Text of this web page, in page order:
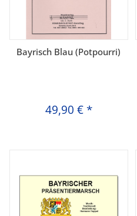
Bayrisch Blau (Potpourri)
49,90 € *